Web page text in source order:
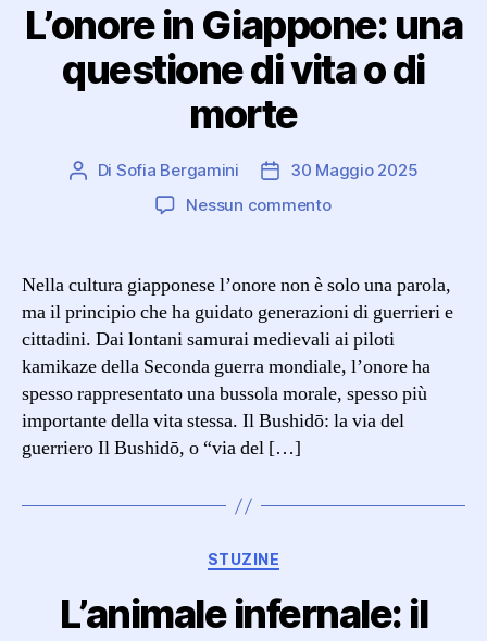
L’onore in Giappone: una
questione di vita o di
morte
Autore
Di Sofia Bergamini
Data
dell'articolo
30 Maggio 2025
Nessun commentosu
Giappone:
questione
di
vita
o
di
Nella cultura giapponese l’onore non è solo una parola,
ma il principio che ha guidato generazioni di guerrieri e
cittadini. Dai lontani samurai medievali ai piloti
kamikaze della Seconda guerra mondiale, l’onore ha
spesso rappresentato una bussola morale, spesso più
importante della vita stessa. Il Bushidō: la via del
guerriero Il Bushidō, o “via del […]
Categorie
STUZINE
L’animale infernale: il